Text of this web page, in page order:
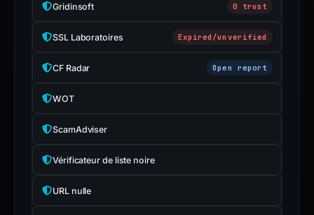
guarantee.
an
Gridinsoft 0 trust
SSL Laboratoires Expired/unverified
CF Radar Open report
WOT
ScamAdviser
Vérificateur de liste noire
URL nulle